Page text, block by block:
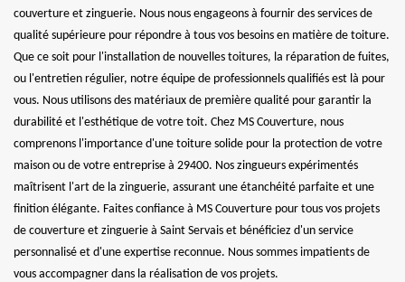
couverture et zinguerie. Nous nous engageons à fournir des services de
qualité supérieure pour répondre à tous vos besoins en matière de toiture.
Que ce soit pour l'installation de nouvelles toitures, la réparation de fuites,
ou l'entretien régulier, notre équipe de professionnels qualifiés est là pour
vous. Nous utilisons des matériaux de première qualité pour garantir la
durabilité et l'esthétique de votre toit. Chez MS Couverture, nous
comprenons l'importance d'une toiture solide pour la protection de votre
maison ou de votre entreprise à 29400. Nos zingueurs expérimentés
maîtrisent l'art de la zinguerie, assurant une étanchéité parfaite et une
finition élégante. Faites confiance à MS Couverture pour tous vos projets
de couverture et zinguerie à Saint Servais et bénéficiez d'un service
personnalisé et d'une expertise reconnue. Nous sommes impatients de
vous accompagner dans la réalisation de vos projets.